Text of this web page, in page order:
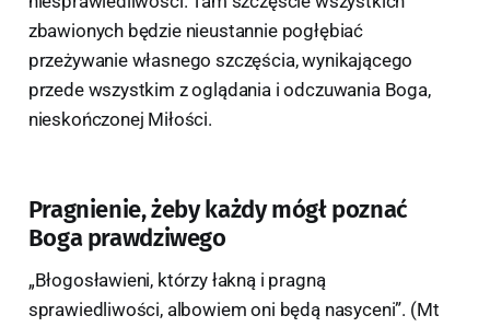
zbawionych będzie nieustannie pogłębiać
przeżywanie własnego szczęścia, wynikającego
przede wszystkim z oglądania i odczuwania Boga,
nieskończonej Miłości.
Pragnienie, żeby każdy mógł poznać
Boga prawdziwego
„Błogosławieni, którzy łakną i pragną
sprawiedliwości, albowiem oni będą nasyceni”. (Mt